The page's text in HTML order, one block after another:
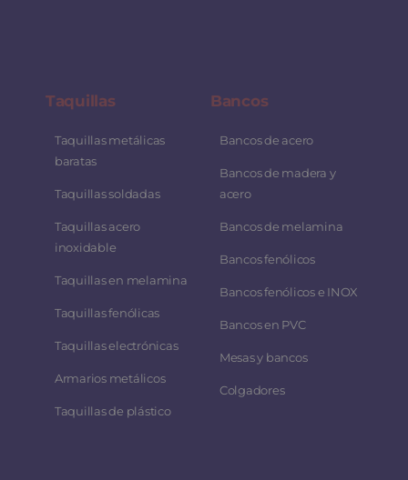
Taquillas
Taquillas metálicas
baratas
Taquillas soldadas
Taquillas acero
inoxidable
Taquillas en melamina
Taquillas fenólicas
Taquillas electrónicas
Armarios metálicos
Taquillas de plástico
Bancos
Bancos de acero
Bancos de madera y
acero
Bancos de melamina
Bancos fenólicos
Bancos fenólicos e INOX
Bancos en PVC
Mesas y bancos
Colgadores